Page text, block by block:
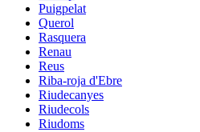
Puigpelat
Querol
Rasquera
Renau
Reus
Riba-roja d'Ebre
Riudecanyes
Riudecols
Riudoms